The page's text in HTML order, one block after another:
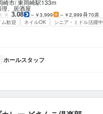
崎市 東岡崎駅133m
、居酒屋
3.08 ～￥3,999 ～￥2,999
70席
ム歓迎
ネイルOK シニア・ミドル活躍中
ホールスタッフ